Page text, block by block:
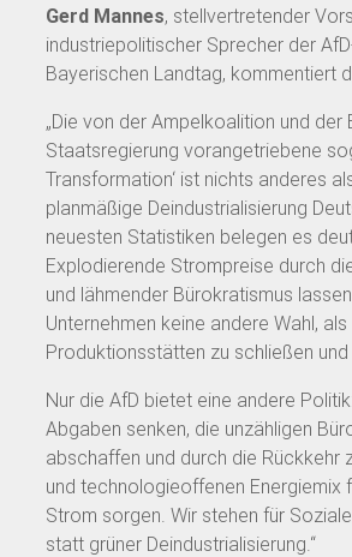
Gerd Mannes, stellvertretender
industriepolitischer Sprecher der
Bayerischen Landtag, kommentiert
„Die von der Ampelkoalition und der
Staatsregierung vorangetriebene
Transformation‘ ist nichts anderes
planmäßige Deindustrialisierung
neuesten Statistiken belegen es
Explodierende Strompreise durch
und lähmender Bürokratismus
Unternehmen keine andere Wahl, als
Produktionsstätten zu schließen und
Nur die AfD bietet eine andere
Abgaben senken, die unzähligen
abschaffen und durch die Rückkehr
und technologieoffenen Energiemix
Strom sorgen. Wir stehen für
statt grüner Deindustrialisierung.“